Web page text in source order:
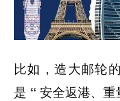
比如，造大邮轮
是 “ 安全返港、重